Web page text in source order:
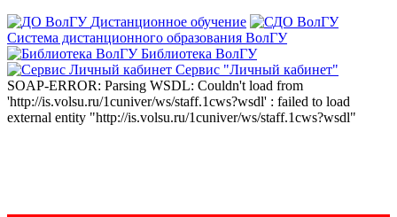
Дистанционное обучение
Система дистанционного образования ВолГУ
Библиотека ВолГУ
Сервис "Личный кабинет"
SOAP-ERROR: Parsing WSDL: Couldn't load from
'http://is.volsu.ru/1cuniver/ws/staff.1cws?wsdl' : failed to load
external entity "http://is.volsu.ru/1cuniver/ws/staff.1cws?wsdl"